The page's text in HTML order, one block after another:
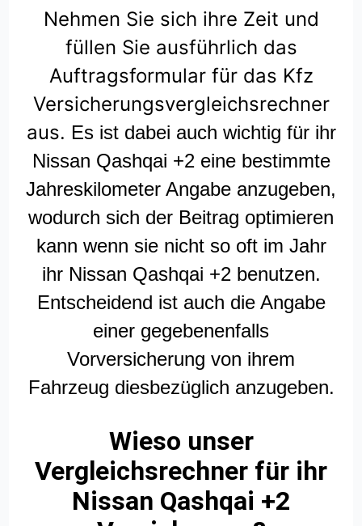
Nehmen Sie sich ihre Zeit und
füllen Sie ausführlich das
Auftragsformular für das Kfz
Versicherungsvergleichsrechner
aus. Es ist dabei auch wichtig für ihr
Nissan Qashqai +2 eine bestimmte
Jahreskilometer Angabe anzugeben,
wodurch sich der Beitrag optimieren
kann wenn sie nicht so oft im Jahr
ihr Nissan Qashqai +2 benutzen.
Entscheidend ist auch die Angabe
einer gegebenenfalls
Vorversicherung von ihrem
Fahrzeug diesbezüglich anzugeben.
Wieso unser
Vergleichsrechner für ihr
Nissan Qashqai +2